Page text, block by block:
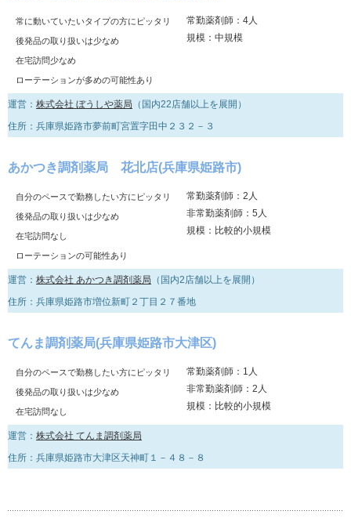
常に動いていたいタイプの方にピッタリ
後発品の取り扱いは少なめ
在宅訪問少なめ
ローテーションが多めの可能性あり
常勤薬剤師：4人
規模：中規模
運営： 株式会社 ぼうしや薬局 （国内22店舗以上を展開）
住所：兵庫県姫路市夢前町宮置字田中２３２－３
あかつき調剤薬局 花北店(兵庫県姫路市)
自分のペースで勤務したい方にピッタリ
後発品の取り扱いは少なめ
在宅訪問なし
ローテーションの可能性あり
常勤薬剤師：2人
非常勤薬剤師：5人
規模：比較的小規模
運営： 株式会社 あかつき調剤薬局 （国内2店舗以上を展開）
住所：兵庫県姫路市増位新町２丁目２７番地
てんま調剤薬局(兵庫県姫路市大津区)
自分のペースで勤務したい方にピッタリ
後発品の取り扱いは少なめ
在宅訪問なし
常勤薬剤師：1人
非常勤薬剤師：2人
規模：比較的小規模
運営： 株式会社 てんま調剤薬局
住所：兵庫県姫路市大津区天神町１－４８－８